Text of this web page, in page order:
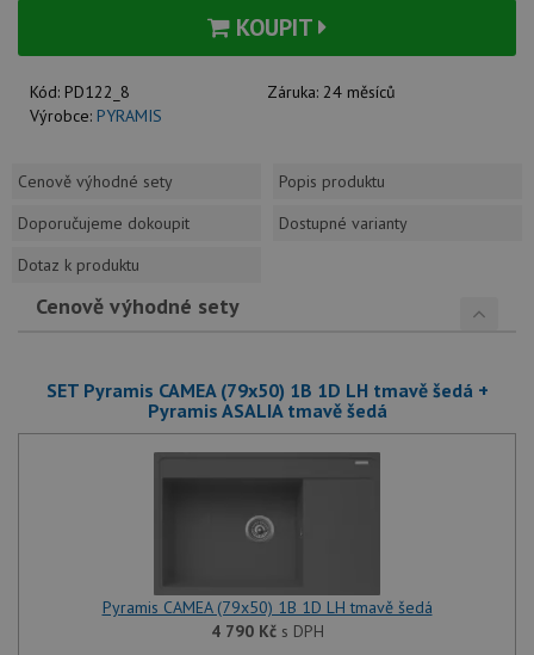
KOUPIT
Kód: PD122_8 Záruka: 24 měsíců
Výrobce: PYRAMIS
Cenově výhodné sety
Popis produktu
Doporučujeme dokoupit
Dostupné varianty
Dotaz k produktu
Cenově výhodné sety
SET Pyramis CAMEA (79x50) 1B 1D LH tmavě šedá +
Pyramis ASALIA tmavě šedá
Pyramis CAMEA (79x50) 1B 1D LH tmavě šedá
4 790 Kčs DPH